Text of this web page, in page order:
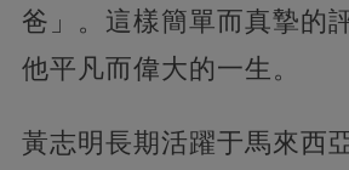
爸」。這樣簡單而真摯的
他平凡而偉大的一生。
黃志明長期活躍于馬來西